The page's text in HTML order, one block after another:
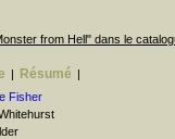
from Hell" dans le
| Résumé |
Fisher